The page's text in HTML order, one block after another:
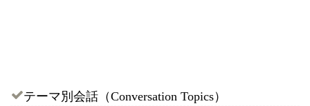
テーマ別会話（Conversation Topics）